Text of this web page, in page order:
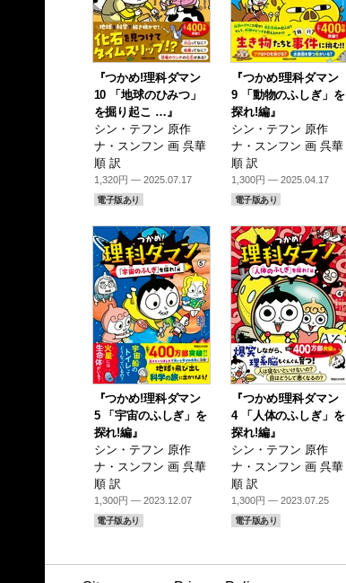
『つかめ!理科ダマン
10 「地球のひみつ」
を掘り起こ …』
シン・テフン 原作
ナ・スンフン 画 呉華
順 訳
1,320円 — 2025.07.17
電子版あり
『つかめ!理科ダマン
9 「動物のふしぎ」を
探れ!編』
シン・テフン 原作
ナ・スンフン 画 呉華
順 訳
1,300円 — 2025.04.17
電子版あり
『つかめ!理科ダマン
5 「宇宙のふしぎ」を
探れ!編』
シン・テフン 原作
ナ・スンフン 画 呉華
順 訳
1,300円 — 2023.12.07
電子版あり
『つかめ!理科ダマン
4 「人体のふしぎ」を
探れ!編』
シン・テフン 原作
ナ・スンフン 画 呉華
順 訳
1,300円 — 2023.07.25
電子版あり